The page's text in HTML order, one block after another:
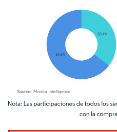
Imagen © Mordor Intelligence. El uso